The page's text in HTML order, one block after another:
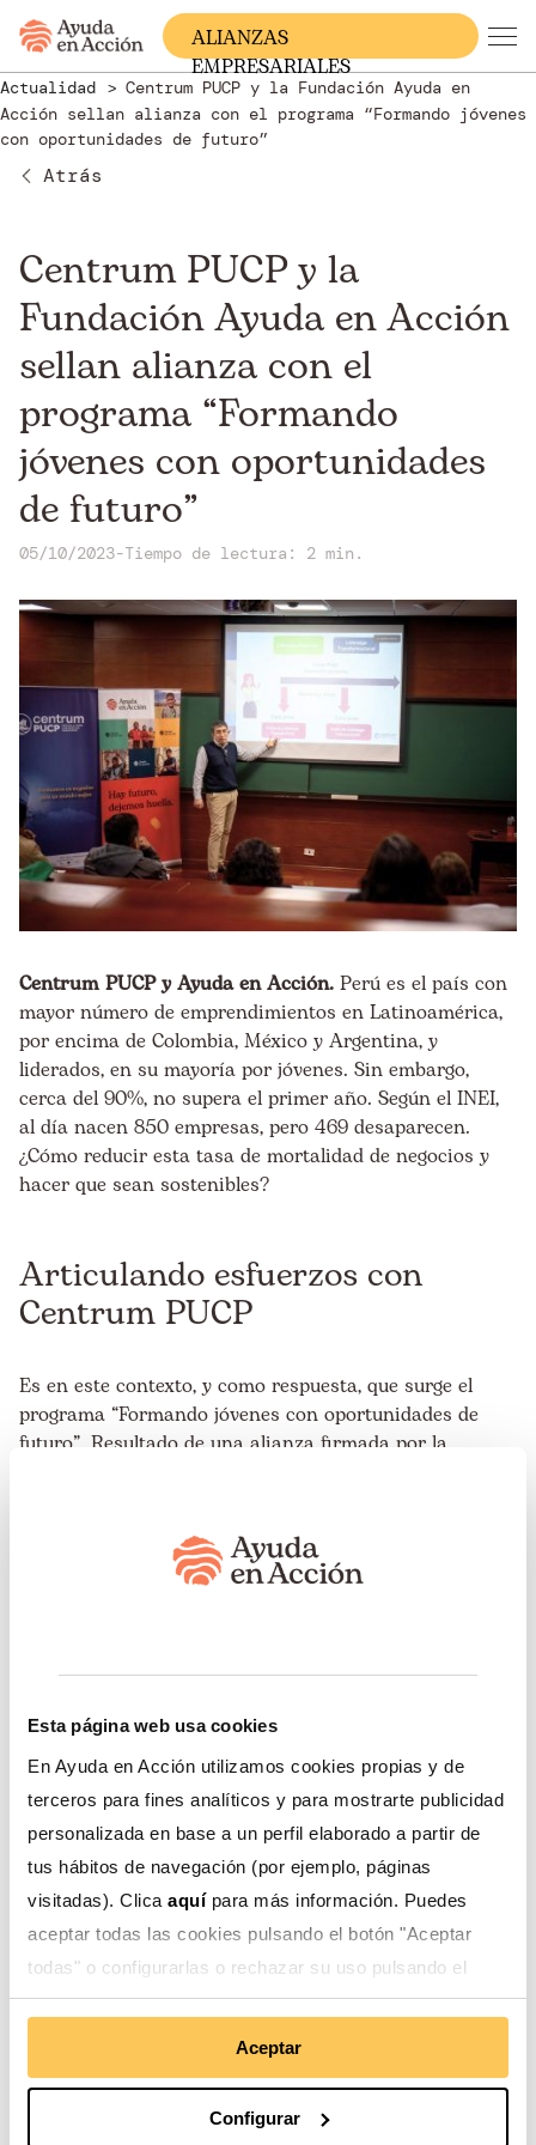
Esta página web usa cookies
En Ayuda en Acción utilizamos cookies propias y de
terceros para fines analíticos y para mostrarte publicidad
personalizada en base a un perfil elaborado a partir de
tus hábitos de navegación (por ejemplo, páginas
visitadas). Clica aquí para más información. Puedes
aceptar todas las cookies pulsando el botón "Aceptar
todas" o configurarlas o rechazar su uso pulsando el
botón "Configurar".
Aceptar
Configurar
ALIANZAS
EMPRESARIALES
Actualidad
Centrum PUCP y la Fundación Ayuda en
Acción sellan alianza con el programa “Formando jóvenes
con oportunidades de futuro”
Atrás
Centrum PUCP y la
Fundación Ayuda en Acción
sellan alianza con el
programa “Formando
jóvenes con oportunidades
de futuro”
05/10/2023-Tiempo de lectura: 2 min.
Centrum PUCP y Ayuda en Acción. Perú es el país con
mayor número de emprendimientos en Latinoamérica,
por encima de Colombia, México y Argentina, y
liderados, en su mayoría por jóvenes. Sin embargo,
cerca del 90%, no supera el primer año. Según el INEI,
al día nacen 850 empresas, pero 469 desaparecen.
¿Cómo reducir esta tasa de mortalidad de negocios y
hacer que sean sostenibles?
Articulando esfuerzos con
Centrum PUCP
Es en este contexto, y como respuesta, que surge el
programa “Formando jóvenes con oportunidades de
futuro”. Resultado de una alianza firmada por la
Perú, que busca desarrollar capacidades
emprendedoras de docentes de Centros de Educación
Técnico-Productiva (CETPRO) de Lima, Piura, entre
el país, y fomentar hábitos personales que les ayuden a
“Es un programa de formación de formadores. Es decir,
profesores de Centrum PUCP van a traspasar su
experiencia y conocimientos en el tema de
emprendimiento a docentes de los CETPRO para que
enseñen a sus alumnos a que implementen y
desarrollen emprendimientos con impacto social”,
explicó Sandro Sánchez, director de Impacto Positivo
de Centrum PUCP.
Inclusión y educación financiera
Este trabajo colaborativo, permite impulsar la inclusión